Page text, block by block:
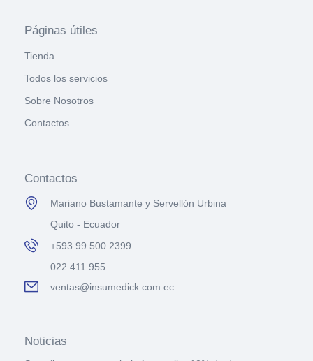
Páginas útiles
Tienda
Todos los servicios
Sobre Nosotros
Contactos
Contactos
Mariano Bustamante y Servellón Urbina
Quito - Ecuador
+593 99 500 2399
022 411 955
ventas@insumedick.com.ec
Noticias